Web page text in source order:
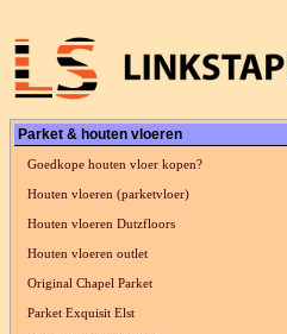
Parket & houten vloeren
Goedkope houten vloer kopen?
Houten vloeren (parketvloer)
Houten vloeren Dutzfloors
Houten vloeren outlet
Original Chapel Parket
Parket Exquisit Elst